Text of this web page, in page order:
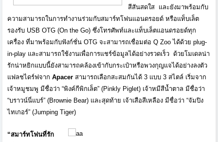
สีสันสดใส และยังมาพร้อมกับ
ความสามารถในการทำงานร่วมกับสมาร์ทโฟนแอนดรอยด์ หรือแท็บเล็ต
รองรับ USB OTG (On the Go) ซึ่งโทรศัพท์และแท็บเล็ตแอนดรอยด์ทุก
เครื่อง ที่มาพร้อมกับฟังก์ชั่น OTG จะสามารถเชื่อมต่อ Q Zooได้ด้วย plug-
in-play และสามารถใช้งานเพื่อการแชร์ข้อมูลได้อย่างรวดเร็ว ด้วยโมเดลน่า
รักน่าหยิกแบบนี้ยังสามารถคล้องเข้ากับกระเป๋าหรือพวงกุญแจได้อย่างลงตัว
แฟลชไดร์ฟจาก Apacer สามารถเลือกสะสมกันได้ 3 แบบ 3 สไตล์ เริ่มจาก
เจ้าหมูชมพู มีชื่อว่า “พิงค์กีพิกเล็ต” (Pinkly Piglet) เจ้าหมีสีน้ำตาล มีชื่อว่า
“บราวน์นี่แบร์” (Brownie Bear) และสุดท้าย เจ้าเสือสีเหลือง มีชื่อว่า “จัมปิง
ไทเกอร์” (Jumping Tiger)
“สมาร์ทโฟนที่รัก